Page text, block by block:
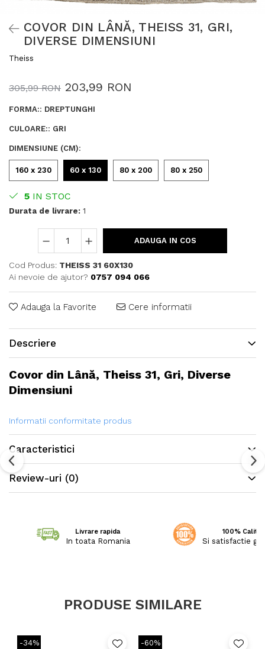
COVOR DIN LÂNĂ, THEISS 31, GRI,
DIVERSE DIMENSIUNI
Theiss
305,99 RON 203,99 RON
FORMA:: DREPTUNGHI
CULOARE:: GRI
DIMENSIUNE (CM):
160 x 230 60 x 130 80 x 200 80 x 250
5 IN STOC
Durata de livrare: 1
ADAUGA IN COS
Cod Produs: THEISS 31 60X130
Ai nevoie de ajutor? 0757 094 066
Adauga la Favorite Cere informatii
Descriere
Covor din Lână, Theiss 31, Gri, Diverse
Dimensiuni
Informatii conformitate produs
Caracteristici
Review-uri (0)
Livrare rapida
In toata Romania
100%
Si satisfactie
PRODUSE SIMILARE
-34% -60%